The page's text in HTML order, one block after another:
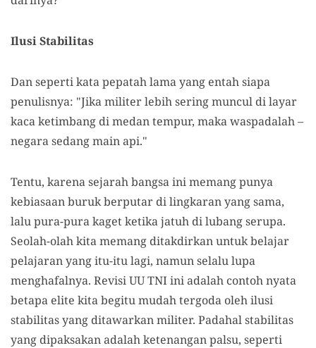
Ilusi Stabilitas
Dan seperti kata pepatah lama yang entah siapa
penulisnya: "Jika militer lebih sering muncul di layar
kaca ketimbang di medan tempur, maka waspadalah –
negara sedang main api."
Tentu, karena sejarah bangsa ini memang punya
kebiasaan buruk berputar di lingkaran yang sama,
lalu pura-pura kaget ketika jatuh di lubang serupa.
Seolah-olah kita memang ditakdirkan untuk belajar
pelajaran yang itu-itu lagi, namun selalu lupa
menghafalnya. Revisi UU TNI ini adalah contoh nyata
betapa elite kita begitu mudah tergoda oleh ilusi
stabilitas yang ditawarkan militer. Padahal stabilitas
yang dipaksakan adalah ketenangan palsu, seperti